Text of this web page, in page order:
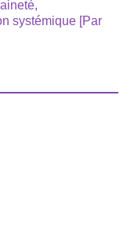
systémique [Par